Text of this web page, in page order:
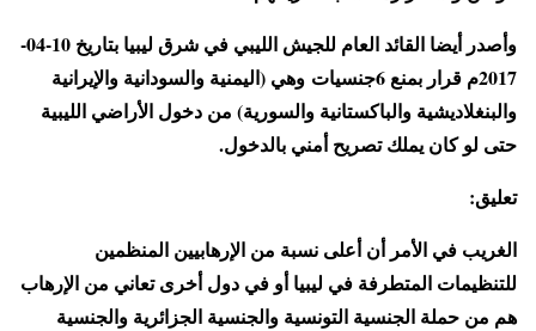
وأصدر أيضا القائد العام للجيش الليبي في شرق ليبيا بتاريخ 10-04-
2017م قرار بمنع 6جنسيات وهي (اليمنية والسودانية والإيرانية
والبنغلاديشية والباكستانية والسورية) من دخول الأراضي الليبية
حتى لو كان يملك تصريح أمني بالدخول.
تعليق:
الغريب في الأمر أن أعلى نسبة من الإرهابيين المنظمين
للتنظيمات المتطرفة في ليبيا أو في دول أخرى تعاني من الإرهاب
هم من حملة الجنسية التونسية والجنسية الجزائرية والجنسية